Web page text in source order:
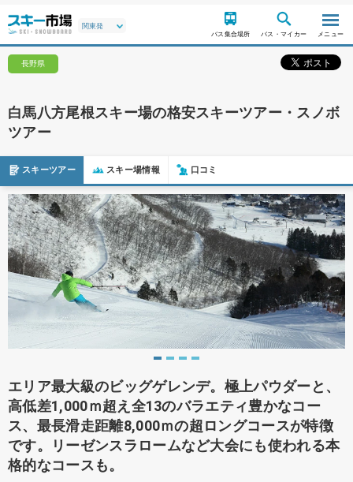
バス集合場所 バス・マイカー メニュー
長野県
白馬八方尾根スキー場の格安スキーツアー・スノボ
ツアー
スキーツアー スキー場情報 口コミ
エリア最大級のビッグゲレンデ。極上パウダーと、
高低差1,000ｍ超え全13のバラエティ豊かなコー
ス、最長滑走距離8,000ｍの超ロングコースが特徴
です。リーゼンスラロームなど大会にも使われる本
格的なコースも。